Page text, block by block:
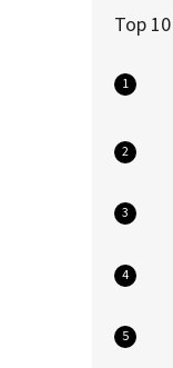
Top